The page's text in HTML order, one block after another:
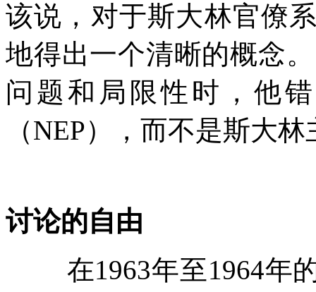
该说，对于斯大林官僚
地得出一个清晰的概念。
问题和局限性时，他
（NEP），而不是斯大
讨论的自由
在1963年至1964年